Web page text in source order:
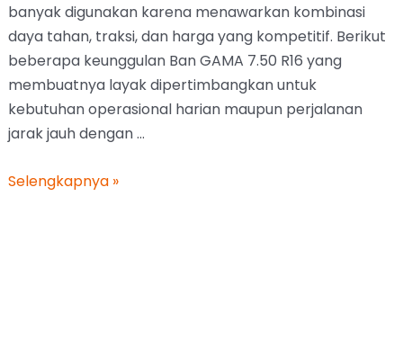
banyak digunakan karena menawarkan kombinasi
daya tahan, traksi, dan harga yang kompetitif. Berikut
beberapa keunggulan Ban GAMA 7.50 R16 yang
membuatnya layak dipertimbangkan untuk
kebutuhan operasional harian maupun perjalanan
jarak jauh dengan …
Selengkapnya »